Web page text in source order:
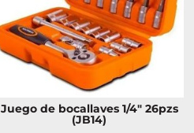
Juego de bocallaves 1/4″ 26pzs
(JB14)